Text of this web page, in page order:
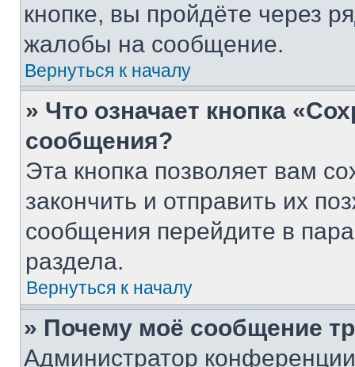
кнопке, вы пройдёте через
жалобы на сообщение.
Вернуться к началу
» Что означает кнопка
сообщения?
Эта кнопка позволяет вам
закончить и отправить их
сообщения перейдите в
раздела.
Вернуться к началу
» Почему моё сообщение
Администратор